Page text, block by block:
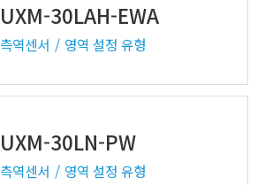
UXM-30LAH-EWA
측역센서 영역 설정 유형
UXM-30LN-PW
측역센서 영역 설정 유형